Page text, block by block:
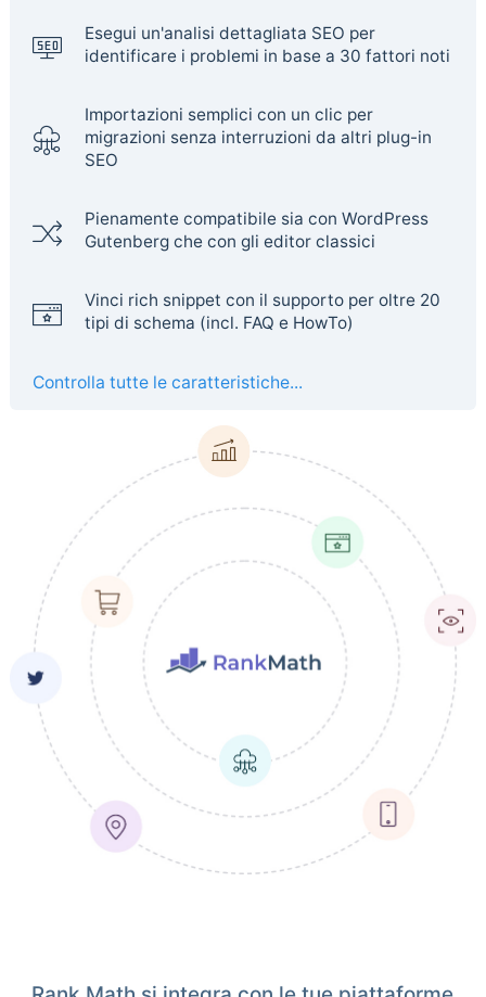
Esegui un'analisi dettagliata SEO per
identificare i problemi in base a 30 fattori noti
Importazioni semplici con un clic per
migrazioni senza interruzioni da altri plug-in
SEO
Pienamente compatibile sia con WordPress
Gutenberg che con gli editor classici
Vinci rich snippet con il supporto per oltre 20
tipi di schema (incl. FAQ e HowTo)
Controlla tutte le caratteristiche...